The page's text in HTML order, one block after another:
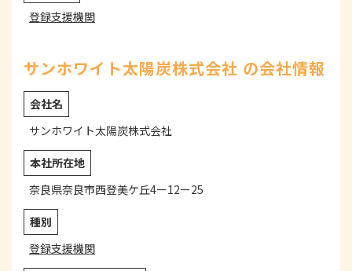
登録支援機関
サンホワイト太陽炭株式会社 の会社情報
会社名
サンホワイト太陽炭株式会社
本社所在地
奈良県奈良市西登美ケ丘4ー12ー25
種別
登録支援機関